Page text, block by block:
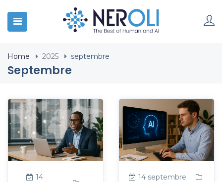
Home 2025 septembre
Septembre
14
14 septembre